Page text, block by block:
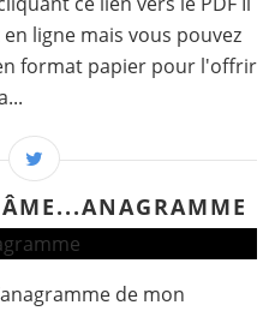
ligne mais vous pouvez
format papier pour l'offrir
de mon